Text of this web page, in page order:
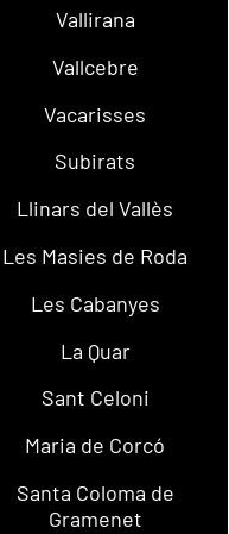
Vallirana
Vallcebre
Vacarisses
Subirats
Llinars del Vallès
Les Masies de Roda
Les Cabanyes
La Quar
Sant Celoni
Maria de Corcó
Santa Coloma de
Gramenet